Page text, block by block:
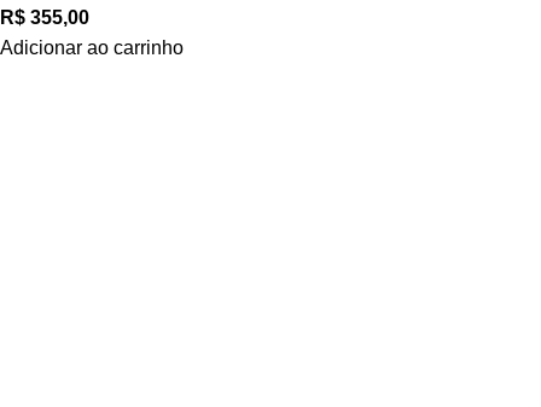
R$ 355,00
Adicionar ao carrinho